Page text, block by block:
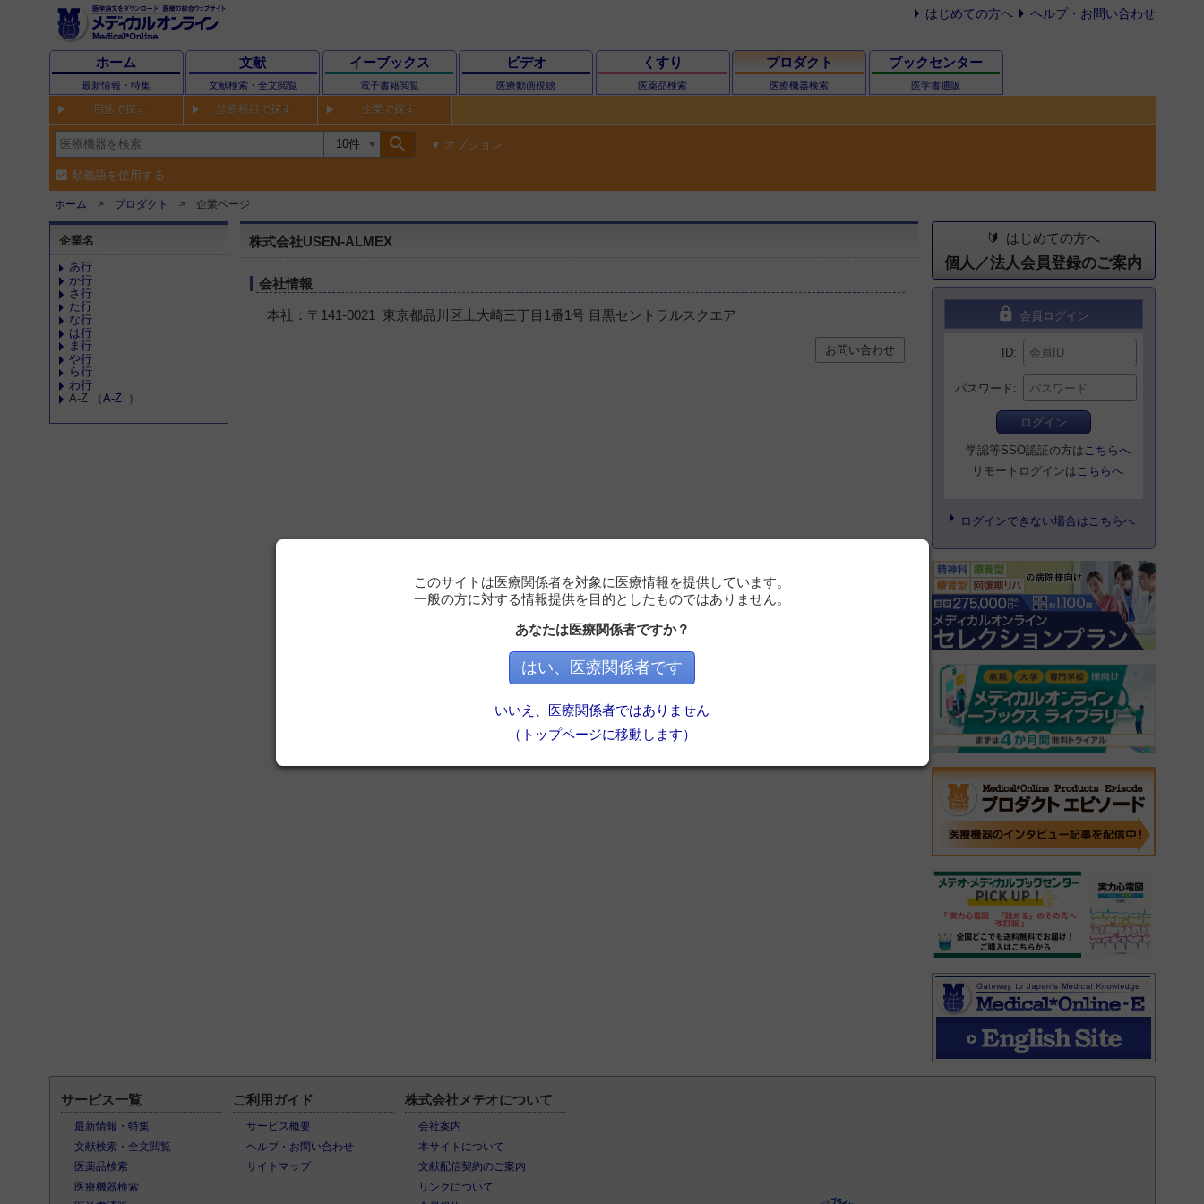
はじめての方へ ヘルプ・お問い合わせ
ホーム
最新情報・特集
文献
文献検索・全文閲覧
イーブックス
電子書籍閲覧
ビデオ
医療動画視聴
くすり
医薬品検索
プロダクト
医療機器検索
ブックセンター
医学書通販
用途で探す 診療科目で探す 企業で探す
search オプション
類義語を使用する
ホーム プロダクト 企業ページ
企業名
あ行
か行
さ行
た行
な行
は行
ま行
や行
ら行
わ行
A-Z （A-Z ）
株式会社USEN-ALMEX
会社情報
本社：〒141-0021 東京都品川区上大崎三丁目1番1号 目黒セントラルスクエア
お問い合わせ
はじめての方へ
個人／法人会員登録のご案内
lock 会員ログイン
ID
パスワード
ログイン
学認等SSO認証の方は こちらへ
リモートログインは こちらへ
ログインできない場合はこちらへ
サービス一覧
最新情報・特集
文献検索・全文閲覧
医薬品検索
医療機器検索
ご利用ガイド
サービス概要
ヘルプ・お問い合わせ
サイトマップ
株式会社メテオについて
会社案内
本サイトについて
文献配信契約のご案内
リンクについて
このサイトは医療関係者を対象に医療情報を提供しています。
一般の方に対する情報提供を目的としたものではありません。
あなたは医療関係者ですか？
はい、医療関係者です
いいえ、医療関係者ではありません
（トップページに移動します）